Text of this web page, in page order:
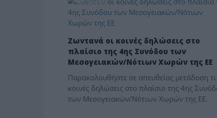
ΤΟ ΘΕΜΑ
Ζωντανά οι κοινές δηλώσεις στο
πλαίσιο της 4ης Συνόδου των
Μεσογειακών/Νότιων Χωρών της ΕΕ
Παρακολουθήστε σε απευθείας μετάδοση τι
κοινές δηλώσεις στο πλαίσιο της 4ης
των Μεσογειακών/Νότιων Χωρών της ΕΕ.